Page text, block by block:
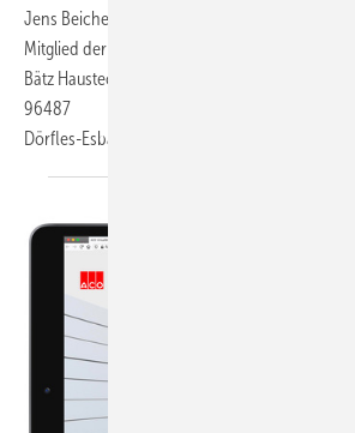
Jens Beichel
Mitglied der Innung Coburg
Bätz Haustechnik
96487
Dörfles-Esbach